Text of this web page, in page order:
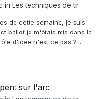
in Les techniques de tir
de cette semaine, je suis
ballot je m'étais mis dans la
d'idée n'est ce pas ? ...
sur l'arc